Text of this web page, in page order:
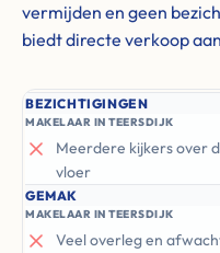
vermijden en geen
biedt directe verkoop
BEZICHTIGINGEN
MAKELAAR IN TEERSDIJK
Meerdere kijkers over
vloer
GEMAK
MAKELAAR IN TEERSDIJK
Veel overleg en